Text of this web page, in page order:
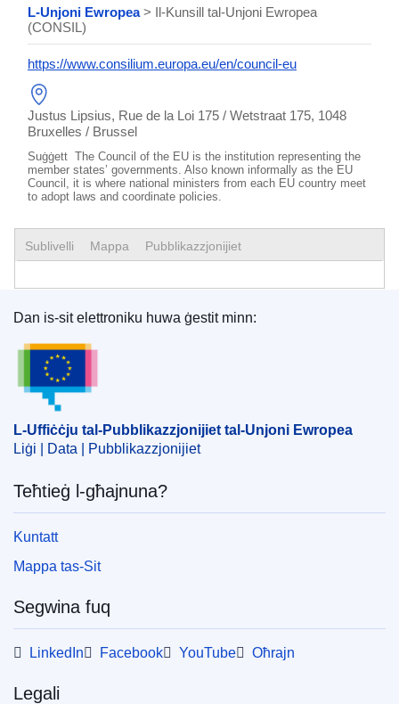
L-Unjoni Ewropea> Il-Kunsill tal-Unjoni Ewropea
(CONSIL)
https://www.consilium.europa.eu/en/council-eu
Justus Lipsius, Rue de la Loi 175 / Wetstraat 175, 1048
Bruxelles / Brussel
Suġġett The Council of the EU is the institution representing the
member states’ governments. Also known informally as the EU
Council, it is where national ministers from each EU country meet
to adopt laws and coordinate policies.
Sublivelli Mappa Pubblikazzjonijiet
L-Uffiċċju tal-Pubblikazzjonijiet tal-Unjoni
Dan is-sit elettroniku huwa ġestit minn:
L-Uffiċċju tal-Pubblikazzjonijiet tal-Unjoni Ewropea
Liġi | Data | Pubblikazzjonijiet
Teħtieġ l-għajnuna?
Kuntatt
Mappa tas-Sit
Segwina fuq
LinkedIn Facebook YouTube Oħrajn
Legali